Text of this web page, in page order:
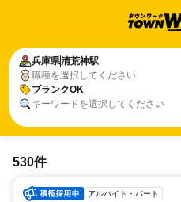
兵庫県清荒神駅
職種を選択してください
ブランクOK
キーワードを選択してください
530件
アルバイト・パート